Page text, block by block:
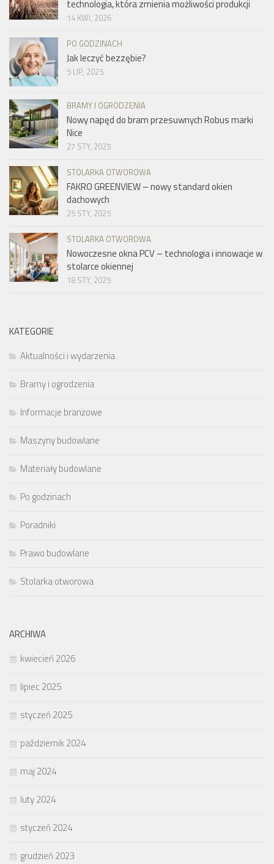
technologia, która zmienia możliwości produkcji
14 KWI, 2026
PO GODZINACH
Jak leczyć bezzębie?
5 LIP, 2025
BRAMY I OGRODZENIA
Nowy napęd do bram przesuwnych Robus marki
Nice
27 STY, 2025
STOLARKA OTWOROWA
FAKRO GREENVIEW – nowy standard okien
dachowych
25 STY, 2025
STOLARKA OTWOROWA
Nowoczesne okna PCV – technologia i innowacje w
stolarce okiennej
18 STY, 2025
KATEGORIE
Aktualności i wydarzenia
Bramy i ogrodzenia
Informacje branżowe
Maszyny budowlane
Materiały budowlane
Po godzinach
Poradniki
Prawo budowlane
Stolarka otworowa
ARCHIWA
kwiecień 2026
lipiec 2025
styczeń 2025
październik 2024
maj 2024
luty 2024
styczeń 2024
grudzień 2023